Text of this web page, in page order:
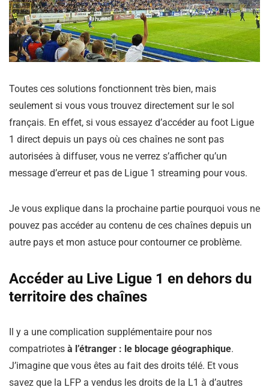
Toutes ces solutions fonctionnent très bien, mais
seulement si vous vous trouvez directement sur le sol
français. En effet, si vous essayez d’accéder au foot Ligue
1 direct depuis un pays où ces chaînes ne sont pas
autorisées à diffuser, vous ne verrez s’afficher qu’un
message d’erreur et pas de Ligue 1 streaming pour vous.
Je vous explique dans la prochaine partie pourquoi vous ne
pouvez pas accéder au contenu de ces chaînes depuis un
autre pays et mon astuce pour contourner ce problème.
Accéder au Live Ligue 1 en dehors du
territoire des chaînes
Il y a une complication supplémentaire pour nos
compatriotes à l’étranger : le blocage géographique.
J’imagine que vous êtes au fait des droits télé. Et vous
savez que la LFP a vendus les droits de la L1 à d’autres